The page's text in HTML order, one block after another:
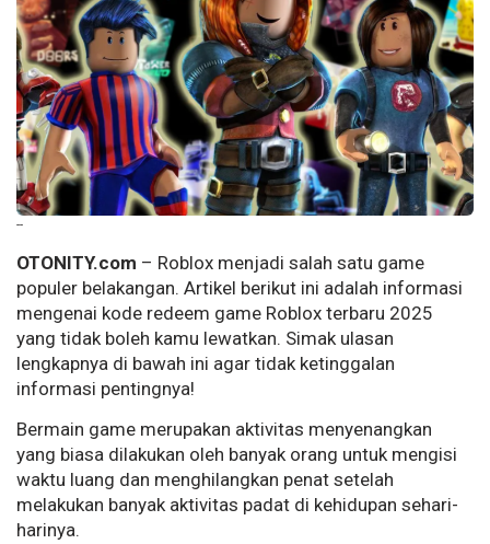
--
OTONITY.com – Roblox menjadi salah satu game
populer belakangan. Artikel berikut ini adalah informasi
mengenai kode redeem game Roblox terbaru 2025
yang tidak boleh kamu lewatkan. Simak ulasan
lengkapnya di bawah ini agar tidak ketinggalan
informasi pentingnya!
Bermain game merupakan aktivitas menyenangkan
yang biasa dilakukan oleh banyak orang untuk mengisi
waktu luang dan menghilangkan penat setelah
melakukan banyak aktivitas padat di kehidupan sehari-
harinya.